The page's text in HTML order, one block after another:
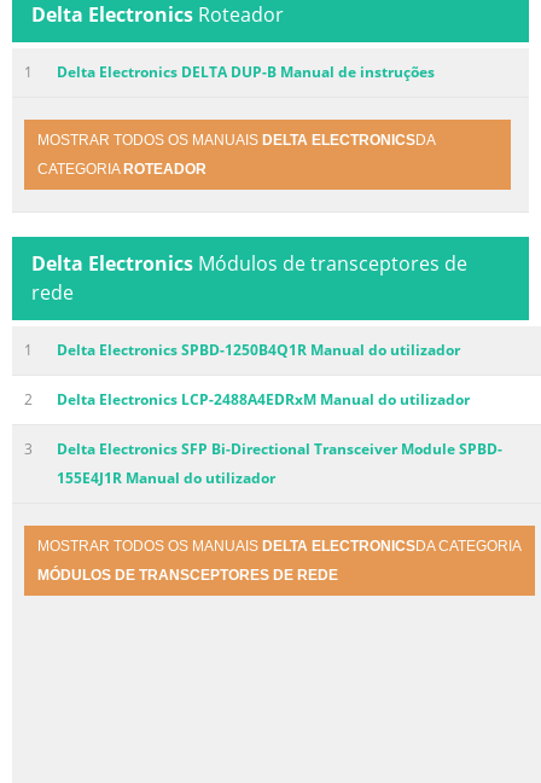
Delta Electronics Roteador
1 Delta Electronics DELTA DUP-B Manual de instruções
MOSTRAR TODOS OS MANUAIS DELTA ELECTRONICSDA
CATEGORIA ROTEADOR
Delta Electronics Módulos de transceptores de
rede
1 Delta Electronics SPBD-1250B4Q1R Manual do utilizador
2 Delta Electronics LCP-2488A4EDRxM Manual do utilizador
3
Delta Electronics SFP Bi-Directional Transceiver Module SPBD-
155E4J1R Manual do utilizador
MOSTRAR TODOS OS MANUAIS DELTA ELECTRONICSDA CATEGORIA
MÓDULOS DE TRANSCEPTORES DE REDE